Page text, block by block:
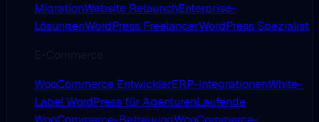
MigrationWebsite RelaunchEnterprise-
LösungenWordPress FreelancerWordPress Spezialist
WooCommerce EntwicklerERP-IntegrationenWhite-
Label WordPress für AgenturenLaufende